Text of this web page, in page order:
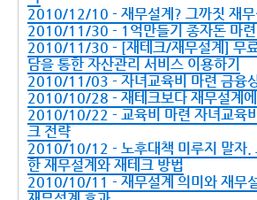
2010/12/10 - 재무설계? 그까짓 재무
2010/11/30 - 1억만들기 종자돈 마련
2010/11/30 - [재테크/재무설계] 무
담을 통한 자산관리 서비스 이용하기
2010/11/03 - 자녀교육비 마련 금융
2010/10/28 - 재테크보다 재무설계
2010/10/22 - 교육비 마련 자녀교육
크 전략
2010/10/12 - 노후대책 미루지 말자.
한 재무설계와 재테크 방법
2010/10/11 - 재무설계 의미와 재무